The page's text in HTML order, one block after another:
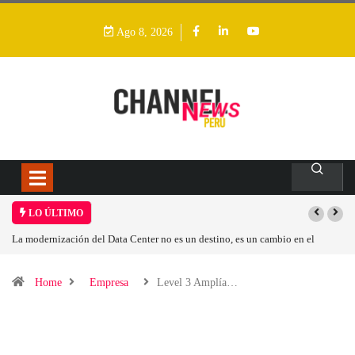
Ago 8, 2026
LO ÚLTIMO
La modernización del Data Center no es un destino, es un cambio en el
Home
Empresa Level 3 Amplía…